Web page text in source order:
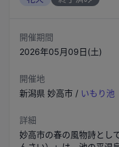
開催期間
2026年05月09日(土)
開催地
新潟県 妙高市 / いもり池
詳細
妙高市の春の風物詩とし